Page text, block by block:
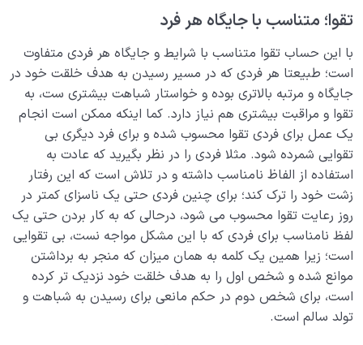
نگاه ابدی و آمادگی برای آخرت
از خیال تا سلامت قلب 0/31
انسان در مرکز آفرینش 0/9
دیدار جهان غیب 0/9
تقوا؛ متناسب با جایگاه هر فرد
با این حساب تقوا متناسب با شرایط و جایگاه هر فردی متفاوت
است؛ طبیعتا هر فردی که در مسیر رسیدن به هدف خلقت خود در
جایگاه و مرتبه بالاتری بوده و خواستار شباهت بیشتری ست، به
تقوا و مراقبت بیشتری هم نیاز دارد. کما اینکه ممکن است انجام
یک عمل برای فردی تقوا محسوب شده و برای فرد دیگری بی
تقوایی شمرده شود. مثلا فردی را در نظر بگیرید که عادت به
استفاده از الفاظ نامناسب داشته و در تلاش است که این رفتار
زشت خود را ترک کند؛ برای چنین فردی حتی یک ناسزای کمتر در
روز رعایت تقوا محسوب می شود، درحالی که به کار بردن حتی یک
لفظ نامناسب برای فردی که با این مشکل مواجه نست، بی تقوایی
است؛ زیرا همین یک کلمه به همان میزان که منجر به برداشتن
موانع شده و شخص اول را به هدف خلقت خود نزدیک تر کرده
است، برای شخص دوم در حکم مانعی برای رسیدن به شباهت و
تولد سالم است.